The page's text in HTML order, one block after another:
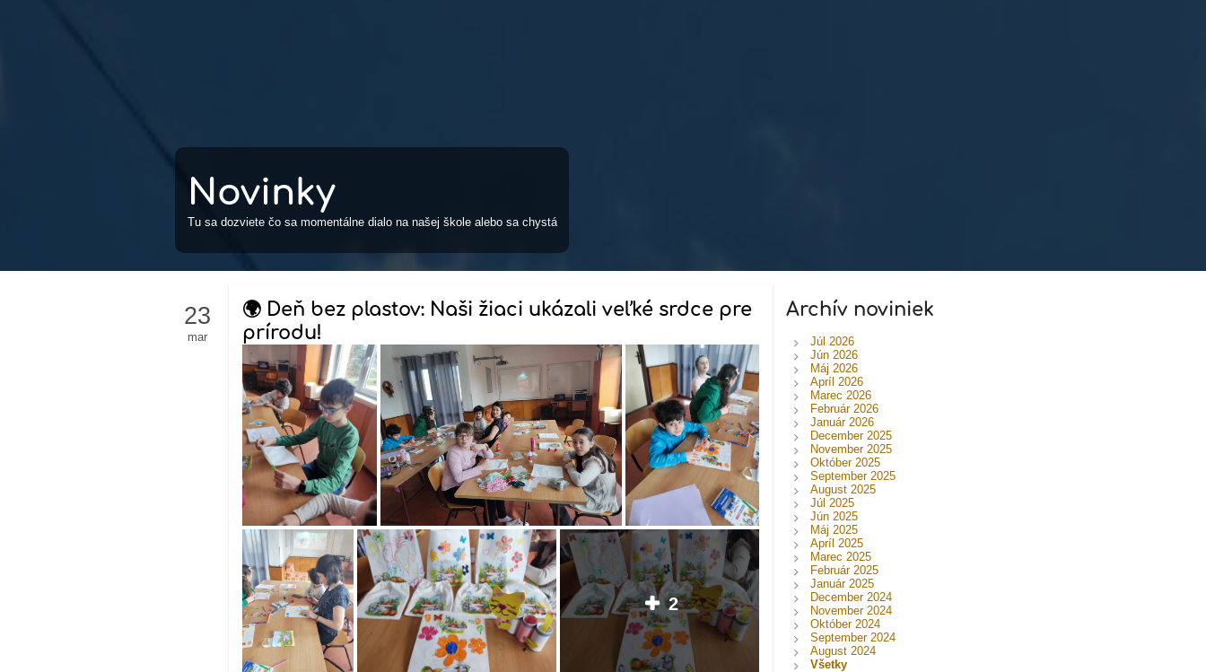
Novinky
Tu sa dozviete čo sa momentálne dialo na našej škole alebo sa chystá
23
mar
🌍 Deň bez plastov: Naši žiaci ukázali veľké srdce pre
prírodu!
2
Archív noviniek
Júl 2026
Jún 2026
Máj 2026
Apríl 2026
Marec 2026
Február 2026
Január 2026
December 2025
November 2025
Október 2025
September 2025
August 2025
Júl 2025
Jún 2025
Máj 2025
Apríl 2025
Marec 2025
Február 2025
Január 2025
December 2024
November 2024
Október 2024
September 2024
August 2024
Všetky